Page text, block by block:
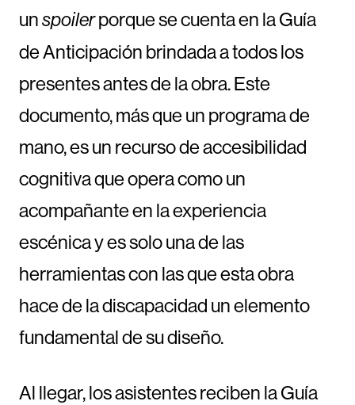
unspoilerporque se cuenta en la Guía
de Anticipación brindada a todos los
presentes antes de la obra. Este
documento, más que un programa de
mano, es un recurso de accesibilidad
cognitiva que opera como un
acompañante en la experiencia
escénica y es solo una de las
herramientas con las que esta obra
hace de la discapacidad un elemento
fundamental de su diseño.
Al llegar, los asistentes reciben la Guía